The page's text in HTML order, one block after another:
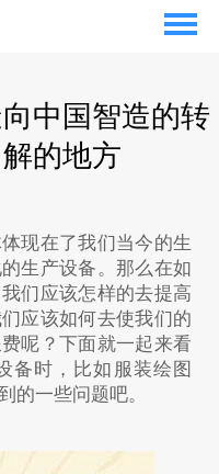
中国智造的转
的地方
现在了我们当今的生
生产设备。那么在如
们应该怎样的去提高
应该如何去使我们的
呢？下面就一起来看
备时，比如服装绘图
的一些问题吧。